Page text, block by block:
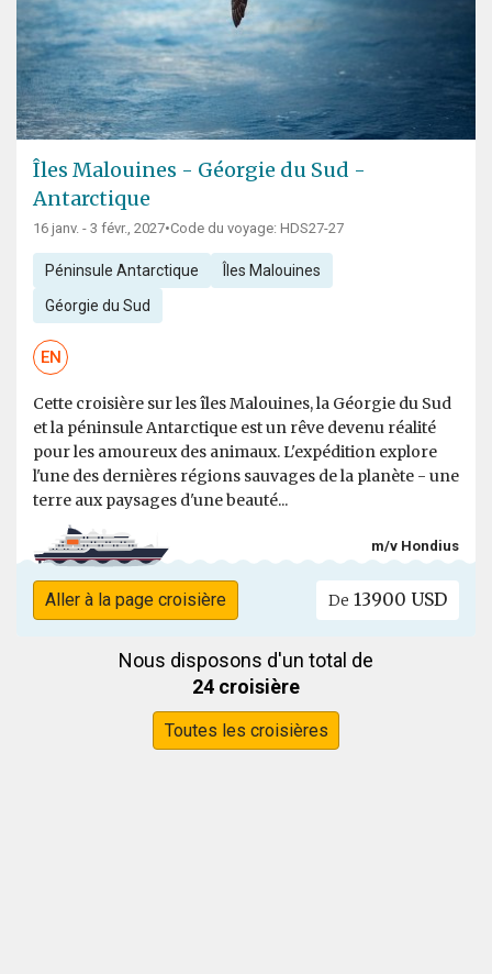
Îles Malouines - Géorgie du Sud -
Antarctique
16 janv. - 3 févr., 2027•Code du voyage: HDS27-27
Péninsule Antarctique Îles Malouines
Géorgie du Sud
EN
Cette croisière sur les îles Malouines, la Géorgie du Sud
et la péninsule Antarctique est un rêve devenu réalité
pour les amoureux des animaux. L'expédition explore
l'une des dernières régions sauvages de la planète - une
terre aux paysages d'une beauté...
m/v Hondius
Aller à la page croisière De 13900 USD
Nous disposons d'un total de
24 croisière
Toutes les croisières